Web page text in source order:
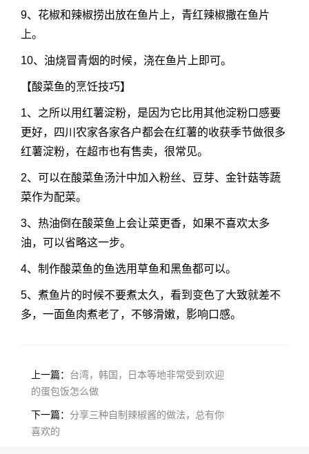
9、花椒和辣椒捞出放在鱼片上，青红辣椒撒在鱼片
上。
10、油烧冒青烟的时候，浇在鱼片上即可。
【酸菜鱼的烹饪技巧】
1、之所以用红薯淀粉，是因为它比用其他淀粉口感要
更好，四川农家各家各户都会在红薯的收获季节做很多
红薯淀粉，在超市也有售卖，很常见。
2、可以在酸菜鱼汤汁中加入粉丝、豆芽、金针菇等蔬
菜作为配菜。
3、热油倒在酸菜鱼上会让菜更香，如果不喜欢太多
油，可以省略这一步。
4、制作酸菜鱼的鱼选用草鱼和黑鱼都可以。
5、煮鱼片的时候不要煮太久，看到变色了大致就差不
多，一面鱼肉煮老了，不够滑嫩，影响口感。
上一篇： 台湾，韩国，日本等地非常受到欢迎
的蛋包饭怎么做
下一篇： 分享三种自制辣椒酱的做法，总有你
喜欢的